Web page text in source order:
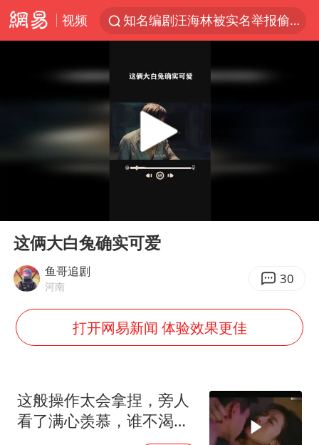
视频
知名编剧汪海林被实名举报偷税漏税
名创优品一次性内裤 颜面尽失
“六爷”挂一颗出场
白海豚将正面袭击贯穿浙江
牛津大学一纸声明甩不了锅
浙江台州《告全体市民书》
女主硬加吻戏短剧已下架
郑丽文：台湾从来没有“独立”过
网传《披荆斩棘2026》名单
Play
这俩大白兔确实可爱
鱼哥追剧
河南 30
打开网易新闻 体验效果更佳
这般操作太会拿捏，旁人
看了满心羡慕，谁不渴望